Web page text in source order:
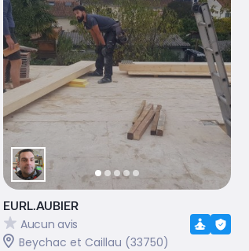
EURL.AUBIER
Aucun avis
Beychac et Caillau (33750)